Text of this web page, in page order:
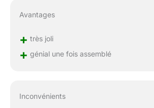
Avantages
+ très joli
+ génial une fois assemblé
Inconvénients